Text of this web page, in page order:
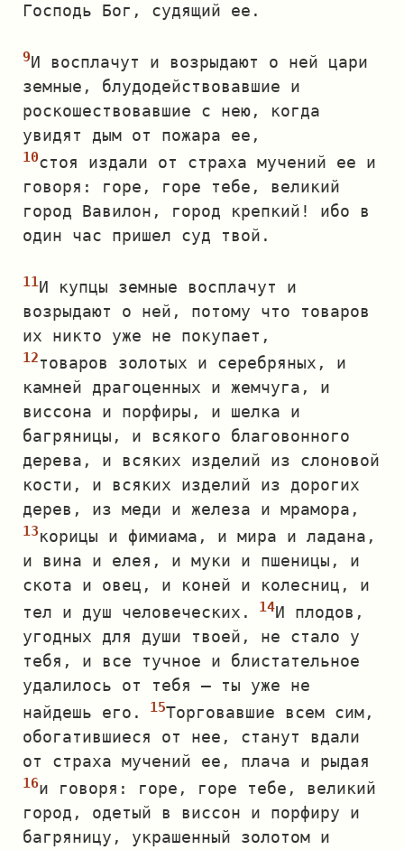
Господь Бог, судящий ее.
И восплачут и возрыдают о ней цари
земные, блудодействовавшие и
роскошествовавшие с нею, когда
увидят дым от пожара ее,
стоя издали от страха мучений ее и
говоря: горе, горе тебе, великий
город Вавилон, город крепкий! ибо в
один час пришел суд твой.
И купцы земные восплачут и
возрыдают о ней, потому что товаров
их никто уже не покупает,
товаров золотых и серебряных, и
камней драгоценных и жемчуга, и
виссона и порфиры, и шелка и
багряницы, и всякого благовонного
дерева, и всяких изделий из слоновой
кости, и всяких изделий из дорогих
дерев, из меди и железа и мрамора,
корицы и фимиама, и мира и ладана,
и вина и елея, и муки и пшеницы, и
скота и овец, и коней и колесниц, и
тел и душ человеческих.
И плодов,
угодных для души твоей, не стало у
тебя, и все тучное и блистательное
удалилось от тебя — ты уже не
найдешь его.
Торговавшие всем сим,
обогатившиеся от нее, станут вдали
от страха мучений ее, плача и рыдая
и говоря: горе, горе тебе, великий
город, одетый в виссон и порфиру и
багряницу, украшенный золотом и